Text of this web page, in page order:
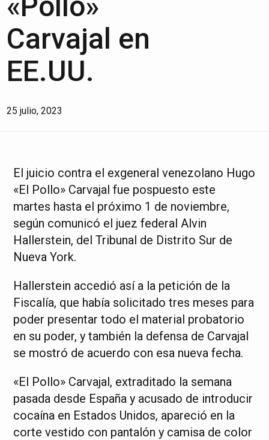
Carvajal en
EE.UU.
25 julio, 2023
El juicio contra el exgeneral venezolano Hugo
«El Pollo» Carvajal fue pospuesto este
martes hasta el próximo 1 de noviembre,
según comunicó el juez federal Alvin
Hallerstein, del Tribunal de Distrito Sur de
Nueva York.
Hallerstein accedió así a la petición de la
Fiscalía, que había solicitado tres meses para
poder presentar todo el material probatorio
en su poder, y también la defensa de Carvajal
se mostró de acuerdo con esa nueva fecha.
«El Pollo» Carvajal, extraditado la semana
pasada desde España y acusado de introducir
cocaína en Estados Unidos, apareció en la
corte vestido con pantalón y camisa de color